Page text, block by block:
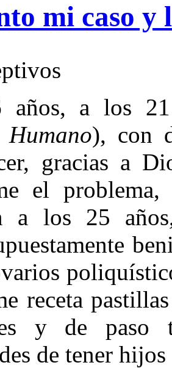
mi caso y
años, a los
), con
gracias a
el
a los 25
receta
y de paso
de tener hijos